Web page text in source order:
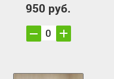
950 руб.